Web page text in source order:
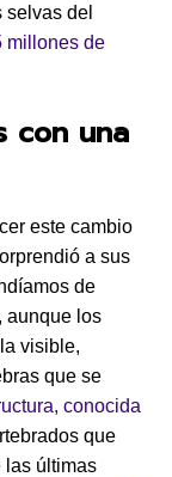
selvas del
millones de
con una
este cambio
a sus
de
aunque los
visible,
que se
conocida
que
las últimas